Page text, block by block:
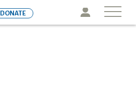
to
Icon
DONATE